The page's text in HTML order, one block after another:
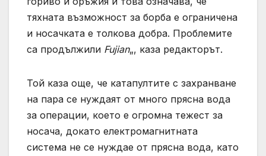
тяхната възможност за борба е ограничена
и носачката е толкова добра. Проблемите
са продължили Fujian„, каза редакторът.
Той каза още, че катапултите с захранване
на пара се нуждаят от много прясна вода
за операции, което е огромна тежест за
носача, докато електромагнитната
система не се нуждае от прясна вода, като